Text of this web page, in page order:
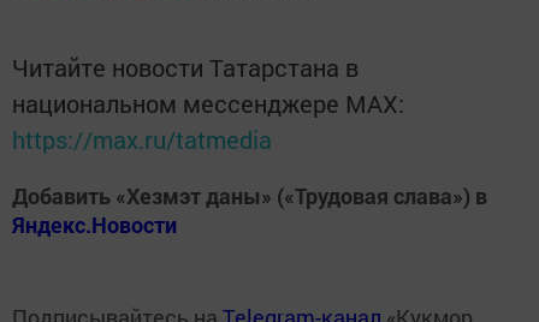
Читайте новости Татарстана в
национальном мессенджере MАХ:
https://max.ru/tatmedia
Добавить «Хезмэт даны» («Трудовая слава») в
Яндекс.Новости